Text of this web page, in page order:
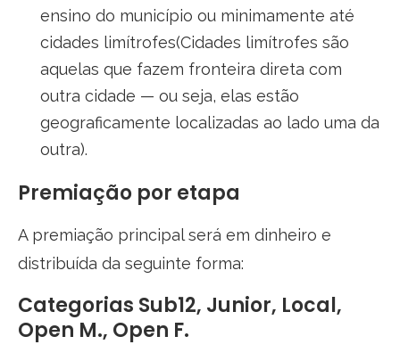
ensino do município ou minimamente até
cidades limítrofes(Cidades limítrofes são
aquelas que fazem fronteira direta com
outra cidade — ou seja, elas estão
geograficamente localizadas ao lado uma da
outra).
Premiação por etapa
A premiação principal será em dinheiro e
distribuída da seguinte forma:
Categorias Sub12, Junior, Local,
Open M., Open F.